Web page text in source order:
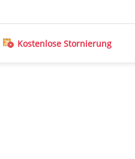
Kostenlose Stornierung